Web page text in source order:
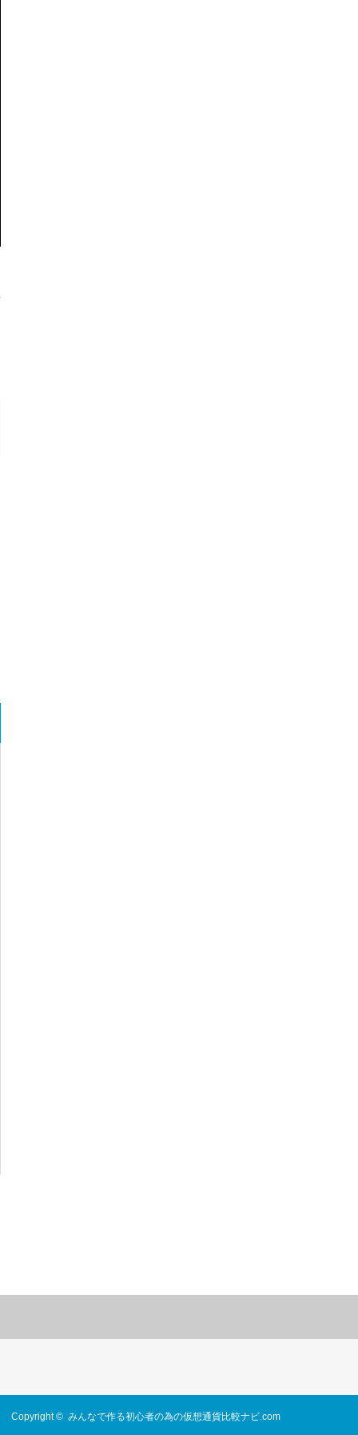
Copyright © みんなで作る初心者の為の仮想通貨比較ナビ.com